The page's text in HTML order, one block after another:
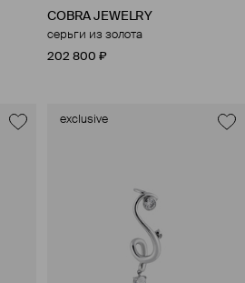
COBRA JEWELRY
серьги из золота
202 800 ₽
exclusive